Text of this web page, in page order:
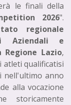
le finali della
2026".
regionale
Aziendali e
Lazio,
atleti qualificatisi
nell'ultimo anno
alla vocazione
storicamente